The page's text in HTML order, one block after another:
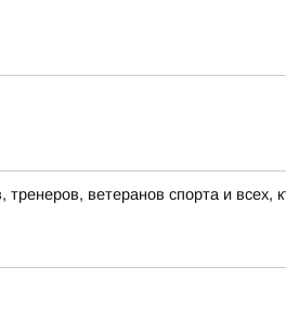
ветеранов спорта и всех,